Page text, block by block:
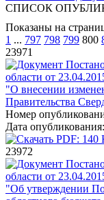
СПИСОК
Показаны на
1 ... 797 798 799 800
23971
области от
"О внесении
Правительства
Номер
Дата опубликования:
PDF: 140
23972
области от
"Об утверждении